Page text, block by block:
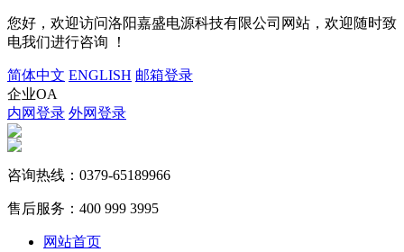
您好，欢迎访问洛阳嘉盛电源科技有限公司网站，欢迎随时致
电我们进行咨询 ！
简体中文 ENGLISH 邮箱登录
企业OA
内网登录 外网登录
咨询热线： 0379-65189966
售后服务： 400 999 3995
网站首页